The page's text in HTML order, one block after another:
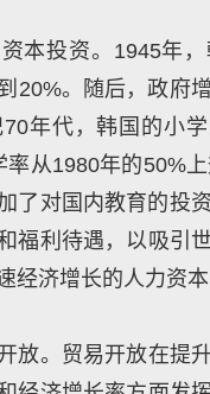
本投资。1945年
20%。随后，政府
年代，韩国的小
率从1980年的50%
了对国内教育的投
福利待遇，以吸引
经济增长的人力资本
放。贸易开放在提